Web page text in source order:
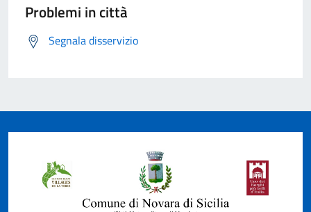
Problemi in città
Segnala disservizio